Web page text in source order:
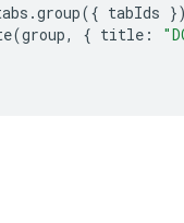
.group({ tabIds
(group, { title :